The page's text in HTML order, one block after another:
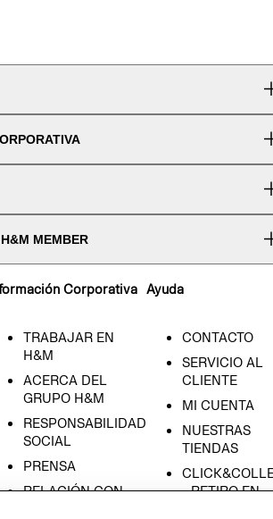
MEMBER
Corporativa
TRABAJAR EN
H&M
ACERCA DEL
GRUPO H&M
RESPONSABILIDAD
SOCIAL
PRENSA
RELACIÓN CON
Ayuda
CONTACTO
SERVICIO AL
CLIENTE
MI CUENTA
NUESTRAS
TIENDAS
- RETIRO EN